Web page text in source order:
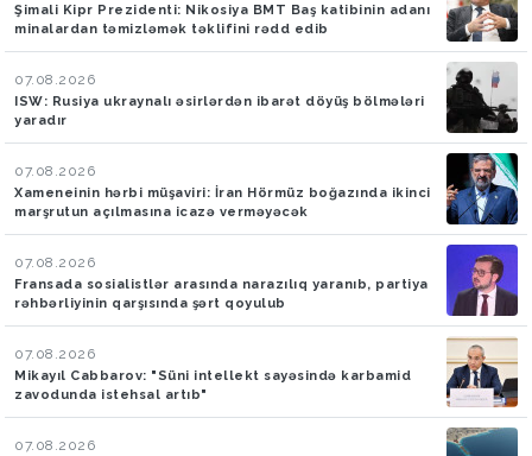
Şimali Kipr Prezidenti: Nikosiya BMT Baş katibinin adanı
minalardan təmizləmək təklifini rədd edib
07.08.2026
ISW: Rusiya ukraynalı əsirlərdən ibarət döyüş bölmələri
yaradır
07.08.2026
Xameneinin hərbi müşaviri: İran Hörmüz boğazında ikinci
marşrutun açılmasına icazə verməyəcək
07.08.2026
Fransada sosialistlər arasında narazılıq yaranıb, partiya
rəhbərliyinin qarşısında şərt qoyulub
07.08.2026
Mikayıl Cabbarov: "Süni intellekt sayəsində karbamid
zavodunda istehsal artıb"
07.08.2026